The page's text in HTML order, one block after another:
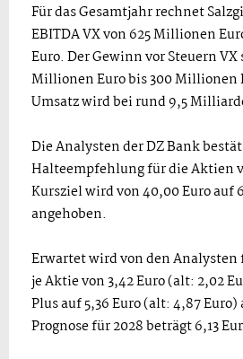
Für das Gesamtjahr rechnet
EBITDA VX von 625 Millionen
Euro. Der Gewinn vor Steuern
Millionen Euro bis 300 Millionen
Umsatz wird bei rund 9,5
Die Analysten der DZ Bank
Halteempfehlung für die Aktien
Kursziel wird von 40,00 Euro auf
angehoben.
Erwartet wird von den Analysten
je Aktie von 3,42 Euro (alt: 2,02
Plus auf 5,36 Euro (alt: 4,87
Prognose für 2028 beträgt 6,13